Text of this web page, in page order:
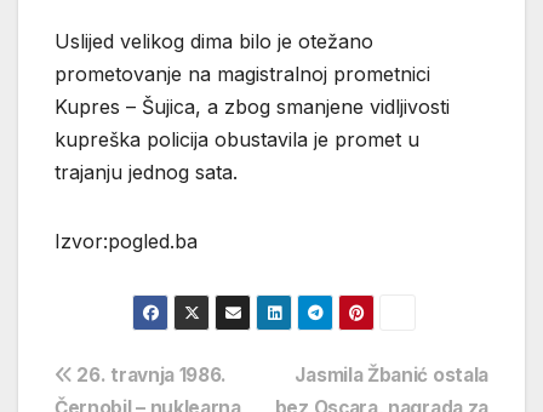
Uslijed velikog dima bilo je otežano
prometovanje na magistralnoj prometnici
Kupres – Šujica, a zbog smanjene vidljivosti
kupreška policija obustavila je promet u
trajanju jednog sata.
Izvor:pogled.ba
Navigacija
Jasmila Žbanić ostala
bez Oscara, nagrada za
26. travnja 1986.
Černobil – nuklearna